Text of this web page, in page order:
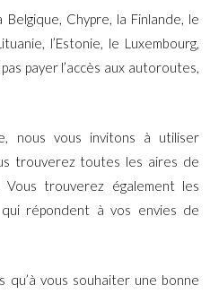
Chypre, la Finlande, le
l’Estonie, le Luxembourg,
payer l’accès aux autoroutes,
nous vous invitons à utiliser
trouverez toutes les aires de
Vous trouverez également les
répondent à vos envies de
qu’à vous souhaiter une bonne